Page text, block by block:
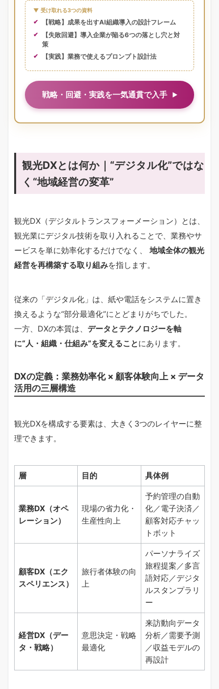
▼ 受け取れる3つの資料
【戦略】成果を出すAI組織導入の設計フレーム
【失敗回避】導入企業が陥る6つの落とし穴と対
策
【実践】業務で使えるプロンプト設計法
戦略・回避・実践を一気通貫で入手
観光DXとは何か｜“デジタル化”ではな
く“地域経営の変革”
観光DX（デジタルトランスフォーメーション）とは、
観光業にデジタル技術を取り入れることで、業務やサ
ービスを単に効率化するだけでなく、 地域全体の観光
経営を再構築する取り組みを指します。
従来の「デジタル化」は、紙や電話をシステムに置き
換えるような“部分最適化”にとどまりがちでした。
一方、DXの本質は、 データとテクノロジーを軸
に“人・組織・仕組み”を変えることにあります。
DXの定義：業務効率化 × 顧客体験向上 × データ
活用の三層構造
観光DXを構成する要素は、大きく3つのレイヤーに整
理できます。
層 目的 具体例
業務DX（オペ
レーション）
現場の省力化・
生産性向上
予約管理の自動
化／電子決済／
顧客対応チャッ
トボット
顧客DX（エク
スペリエンス）
旅行者体験の向
上
パーソナライズ
旅程提案／多言
語対応／デジタ
ルスタンプラリ
ー
経営DX（デー
タ・戦略）
意思決定・戦略
最適化
来訪動向データ
分析／需要予測
／収益モデルの
再設計